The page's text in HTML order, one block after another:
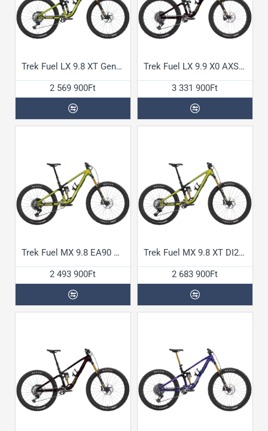
Trek Fuel LX 9.8 XT Gen7 kerékpár
2 569 900Ft
Trek Fuel LX 9.9 X0 AXS Gen7 kerékpár
3 331 900Ft
Trek Fuel MX 9.8 EA90 Gen7 kerékpár
2 493 900Ft
Trek Fuel MX 9.8 XT DI2 Gen7 kerékpár
2 683 900Ft